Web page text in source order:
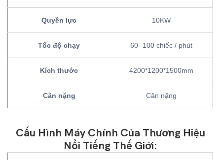
Quyền lực 10KW
Tốc độ chạy 60 -100 chiếc / phút
Kích thước 4200*1200*1500mm
Cân nặng Cân nặng
Cấu Hình Máy Chính Của Thương Hiệu
Nổi Tiếng Thế Giới: